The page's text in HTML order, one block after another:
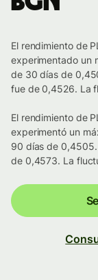
El rendimiento de
experimentado un
de 30 días de
fue de 0,4526. La
El rendimiento de
experimentó un
90 días de
de 0,4573. La